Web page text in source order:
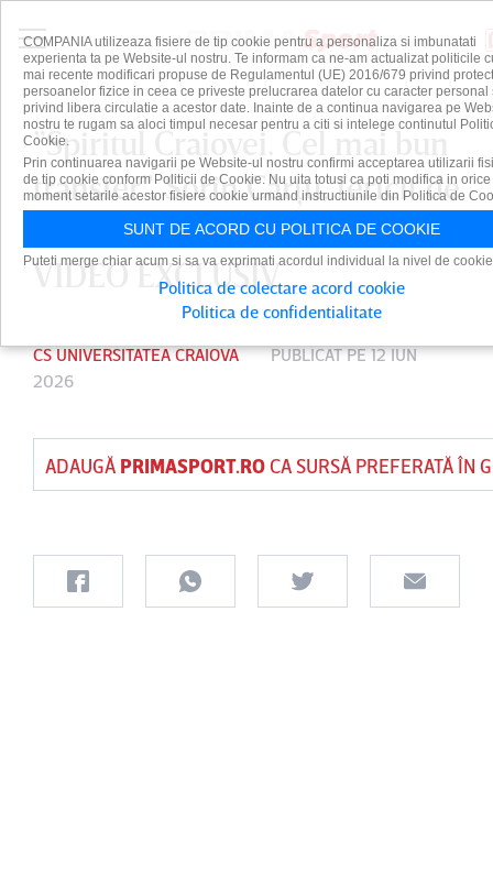
”Spiritul Craiovei. Cel mai bun
transfer”. Sorin Cârţu, fericit de
ultima mutare din Bănie |
VIDEO EXCLUSIV
CS UNIVERSITATEA CRAIOVA
PUBLICAT PE 12 IUN
2026
ADAUGĂ PRIMASPORT.ROCA SURSĂ PREFERATĂ ÎN
COMPANIA utilizeaza fisiere de tip cookie pentru a personaliza si imbunatati
experienta ta pe Website-ul nostru. Te informam ca ne-am actualizat politicile
mai recente modificari propuse de Regulamentul (UE) 2016/679 privind
persoanelor fizice in ceea ce priveste prelucrarea datelor cu caracter personal
privind libera circulatie a acestor date. Inainte de a continua navigarea pe
nostru te rugam sa aloci timpul necesar pentru a citi si intelege continutul
Cookie.
Prin continuarea navigarii pe Website-ul nostru confirmi acceptarea utilizarii
de tip cookie conform Politicii de Cookie. Nu uita totusi ca poti modifica in orice
moment setarile acestor fisiere cookie urmand instructiunile din Politica de
SUNT DE ACORD CU POLITICA DE COOKIE
Puteti merge chiar acum si sa va exprimati acordul individual la nivel de
Politica de colectare acord cookie
Politica de confidentialitate